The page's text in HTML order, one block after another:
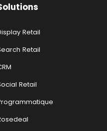
Retail
Retail
Retail